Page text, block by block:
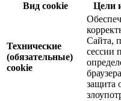
Вид cookie Цели
Технические
(обязательные)
cookie
Сайта,
сессии
защита